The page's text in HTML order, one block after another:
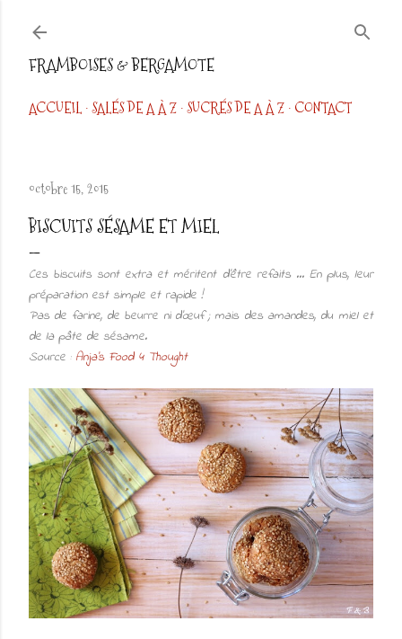
FRAMBOISES & BERGAMOTE
ACCUEIL SALÉS DE A À Z SUCRÉS DE A À Z CONTACT
octobre 15, 2015
BISCUITS SÉSAME ET MIEL
Ces biscuits sont extra et méritent d'être refaits ... En plus, leur
préparation est simple et rapide !
Pas de farine, de beurre ni d’œuf ; mais des amandes, du miel et
de la pâte de sésame.
Source : Anja's Food 4 Thought